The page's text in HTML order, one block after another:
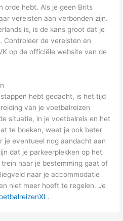
orde hebt. Als je geen Brits
vereisten aan verbonden zijn.
is, is de kans groot dat je
Controleer de vereisten en
op de officiële website van de
hebt gedacht, is het tijd
van je voetbalreizen
situatie, in je voetbalreis en het
te boeken, weet je ook beter
je eventueel nog aandacht aan
dat je parkeerplekken op het
naar je bestemming gaat of
naar je accommodatie
niet meer hoeft te regelen. Je
.